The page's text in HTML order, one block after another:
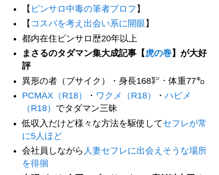
【 ピンサロ中毒の筆者プロフ 】
【 コスパを考え出会い系に開眼 】
都内在住ピンサロ歴20年以上
まさるのタダマン集大成記事【虎の巻】が大好
評
異形の者（ブサイク）・身長168㌢・体重77㌔
PCMAX（R18）
・ ワクメ（R18） ・ ハピメ
（R18） でタダマン三昧
低収入だけど様々な方法を駆使してセフレが常
に5人ほど
会社員しながら 人妻セフレに出会えそうな場所
を徘徊